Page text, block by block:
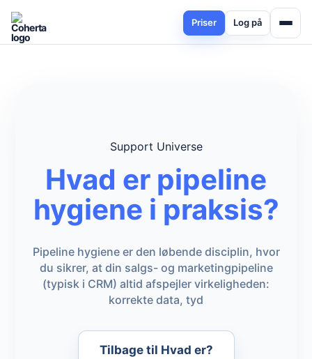
Priser Log på
Support Universe
Hvad er pipeline
hygiene i praksis?
Pipeline hygiene er den løbende disciplin, hvor
du sikrer, at din salgs- og marketingpipeline
(typisk i CRM) altid afspejler virkeligheden:
korrekte data, tyd
Tilbage til Hvad er?